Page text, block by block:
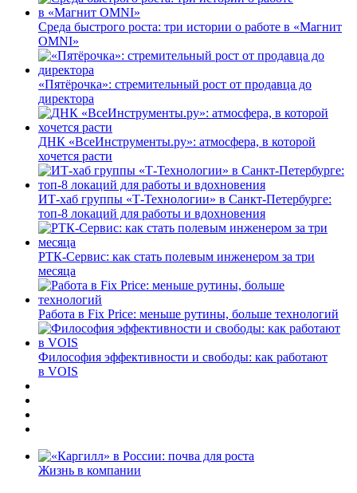
Среда быстрого роста: три истории о работе в «Магнит
OMNI»
«Пятёрочка»: стремительный рост от продавца до
директора
ДНК «ВсеИнструменты.ру»: атмосфера, в которой
хочется расти
ИТ-хаб группы «Т-Технологии» в Санкт-Петербурге:
топ-8 локаций для работы и вдохновения
РТК-Сервис: как стать полевым инженером за три
месяца
Работа в Fix Price: меньше рутины, больше технологий
Философия эффективности и свободы: как работают
в VOIS
Жизнь в компании